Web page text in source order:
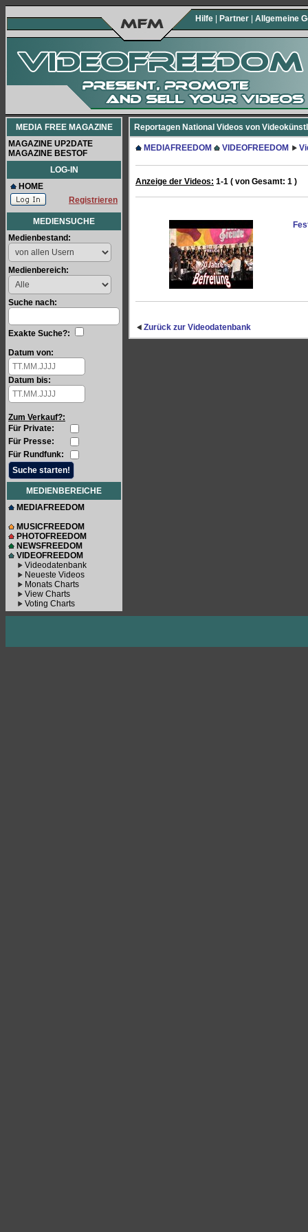
Hilfe Partner Allgemeine
MEDIA FREE MAGAZINE
MAGAZINE UP2DATE
MAGAZINE BESTOF
LOG-IN
HOME
Registrieren
MEDIENSUCHE
Medienbestand:
Medienbereich:
Suche nach:
Exakte Suche?:
Datum von:
Datum bis:
Zum Verkauf?:
Für Private:
Für Presse:
Für Rundfunk:
MEDIENBEREICHE
MEDIAFREEDOM
MUSICFREEDOM
PHOTOFREEDOM
NEWSFREEDOM
VIDEOFREEDOM
Videodatenbank
Neueste Videos
Monats Charts
View Charts
Voting Charts
Reportagen National Videos von
MEDIAFREEDOM VIDEOFREEDOM
Anzeige der Videos: 1-1 ( von Gesamt: 1 )
Zurück zur Videodatenbank